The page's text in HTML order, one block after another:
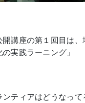
講座の第１回目は、
実践ラーニング」
ティアはどうなって